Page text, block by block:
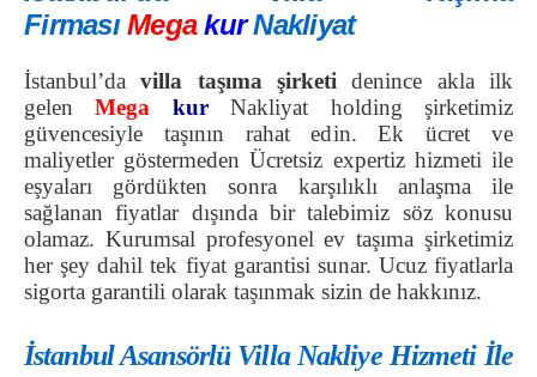
Firması MegakurNakliyat
İstanbul’davilla taşıma şirketi denince akla ilk
gelen Mega kur
Nakliyat holding şirketimiz
güvencesiyle taşının rahat edin. Ek ücret ve
maliyetler göstermeden Ücretsiz expertiz hizmeti ile
eşyaları gördükten sonra karşılıklı anlaşma ile
sağlanan fiyatlar dışında bir talebimiz söz konusu
olamaz. Kurumsal profesyonel ev taşıma şirketimiz
her şey dahil tek fiyat garantisi sunar. Ucuz fiyatlarla
sigorta garantili olarak taşınmak sizin de hakkınız.
İstanbul Asansörlü Villa Nakliye Hizmeti İle